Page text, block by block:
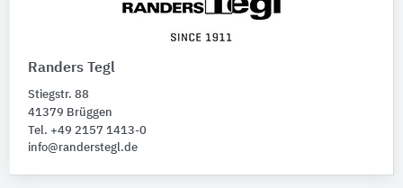
Randers Tegl
Stiegstr. 88
41379 Brüggen
Tel. +49 2157 1413-0
info@randerstegl.de